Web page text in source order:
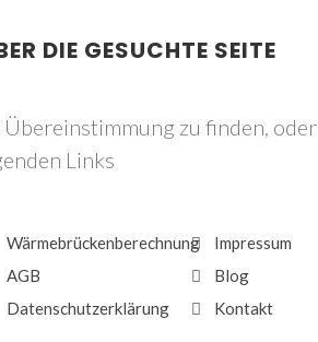
DIE GESUCHTE SEITE
Übereinstimmung zu finden, oder
Links
Wärmebrückenberechnung
AGB
Datenschutzerklärung
Impressum
Blog
Kontakt